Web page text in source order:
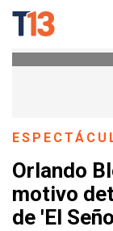
Orlando
motivo
de 'El